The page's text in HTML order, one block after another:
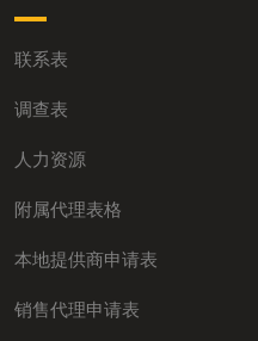
联系表
调查表
人力资源
附属代理表格
本地提供商申请表
销售代理申请表